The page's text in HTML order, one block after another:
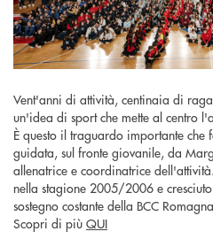
Vent'anni di attività, centinaia di
un'idea di sport che mette al centro
È questo il traguardo importante
guidata, sul fronte giovanile, da
allenatrice e coordinatrice
nella stagione 2005/2006 e
sostegno costante della BCC
Scopri di più QUI